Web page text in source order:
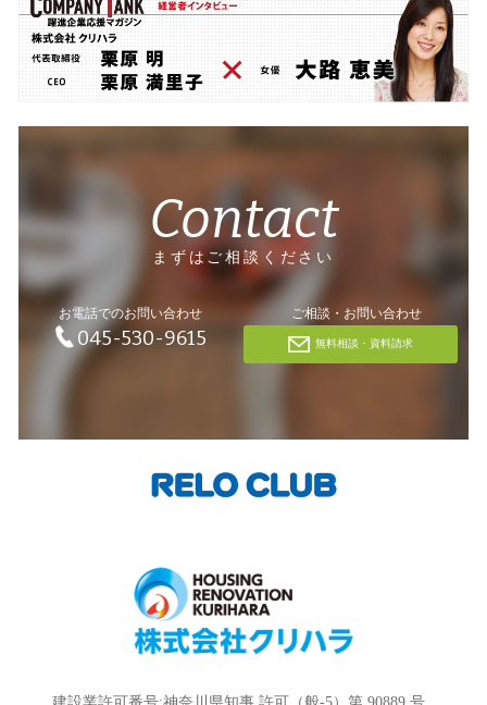
Contact
まずはご相談ください
お電話でのお問い合わせ
045-530-9615
ご相談・お問い合わせ
無料相談・資料請求